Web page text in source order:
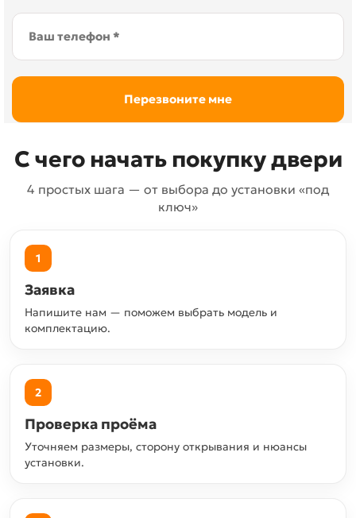
С чего начать покупку двери
4 простых шага — от выбора до установки «под
ключ»
1
Заявка
Напишите нам — поможем выбрать модель и
комплектацию.
2
Проверка проёма
Уточняем размеры, сторону открывания и нюансы
установки.